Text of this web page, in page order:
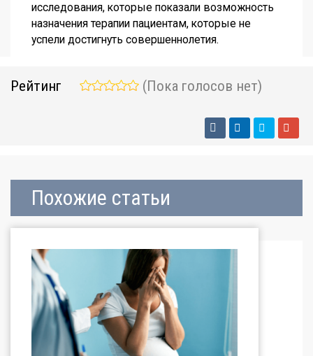
исследования, которые показали возможность
назначения терапии пациентам, которые не
успели достигнуть совершеннолетия.
Рейтинг (Пока голосов нет)
Похожие статьи